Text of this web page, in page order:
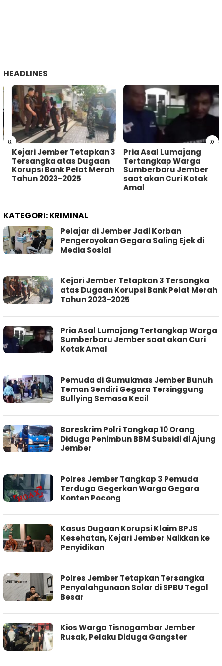
HEADLINES
« »
Kejari Jember Tetapkan 3
Tersangka atas Dugaan
Korupsi Bank Pelat Merah
Tahun 2023-2025
Pria Asal Lumajang
Tertangkap Warga
Sumberbaru Jember
saat akan Curi Kotak
Amal
KATEGORI:KRIMINAL
Pelajar di Jember Jadi Korban
Pengeroyokan Gegara Saling Ejek di
Media Sosial
Kejari Jember Tetapkan 3 Tersangka
atas Dugaan Korupsi Bank Pelat Merah
Tahun 2023-2025
Pria Asal Lumajang Tertangkap Warga
Sumberbaru Jember saat akan Curi
Kotak Amal
Pemuda di Gumukmas Jember Bunuh
Teman Sendiri Gegara Tersinggung
Bullying Semasa Kecil
Bareskrim Polri Tangkap 10 Orang
Diduga Penimbun BBM Subsidi di Ajung
Jember
Polres Jember Tangkap 3 Pemuda
Terduga Gegerkan Warga Gegara
Konten Pocong
Kasus Dugaan Korupsi Klaim BPJS
Kesehatan, Kejari Jember Naikkan ke
Penyidikan
Polres Jember Tetapkan Tersangka
Penyalahgunaan Solar di SPBU Tegal
Besar
Kios Warga Tisnogambar Jember
Rusak, Pelaku Diduga Gangster